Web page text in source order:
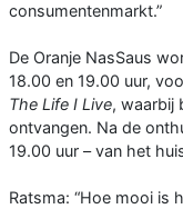
consumentenmarkt.”
De Oranje NasSaus
18.00 en 19.00 uur,
The Life I Live, waarbij
ontvangen. Na de
19.00 uur – van het
Ratsma: “Hoe mooi is